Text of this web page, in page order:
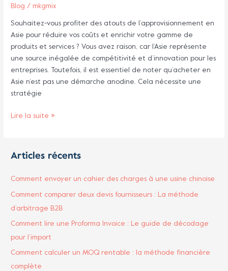
Blog / mkgmix
Souhaitez-vous profiter des atouts de l’approvisionnement en
Asie pour réduire vos coûts et enrichir votre gamme de
produits et services ? Vous avez raison, car l’Asie représente
une source inégalée de compétitivité et d’innovation pour les
entreprises. Toutefois, il est essentiel de noter qu’acheter en
Asie n’est pas une démarche anodine. Cela nécessite une
stratégie
Lire la suite »
Articles récents
Comment envoyer un cahier des charges à une usine chinoise
Comment comparer deux devis fournisseurs : La méthode
d’arbitrage B2B
Comment lire une Proforma Invoice : Le guide de décodage
pour l’import
Comment calculer un MOQ rentable : la méthode financière
complète